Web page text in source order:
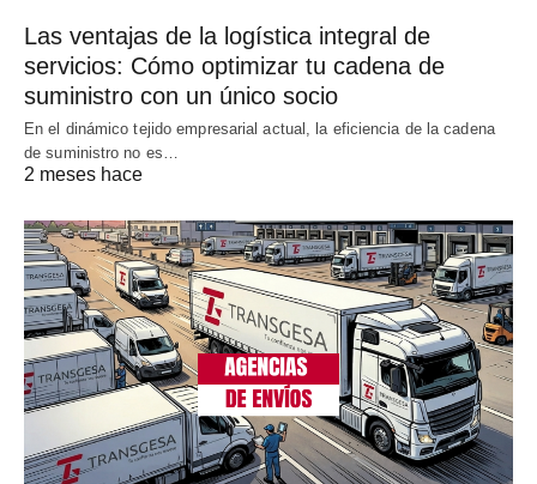
Las ventajas de la logística integral de
servicios: Cómo optimizar tu cadena de
suministro con un único socio
En el dinámico tejido empresarial actual, la eficiencia de la cadena
de suministro no es…
2 meses hace